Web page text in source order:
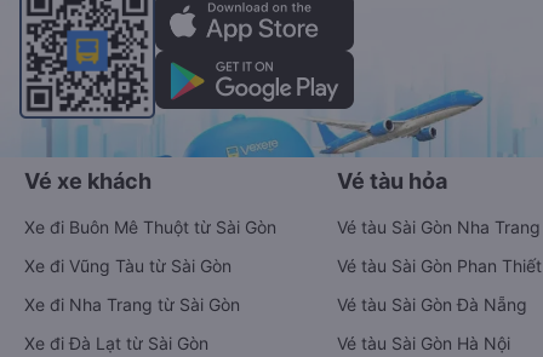
Vé xe khách
Xe đi Buôn Mê Thuột từ Sài Gòn
Xe đi Vũng Tàu từ Sài Gòn
Xe đi Nha Trang từ Sài Gòn
Xe đi Đà Lạt từ Sài Gòn
Vé tàu hỏa
Vé tàu Sài Gòn Nha Trang
Vé tàu Sài Gòn Phan Thiết
Vé tàu Sài Gòn Đà Nẵng
Vé tàu Sài Gòn Hà Nội